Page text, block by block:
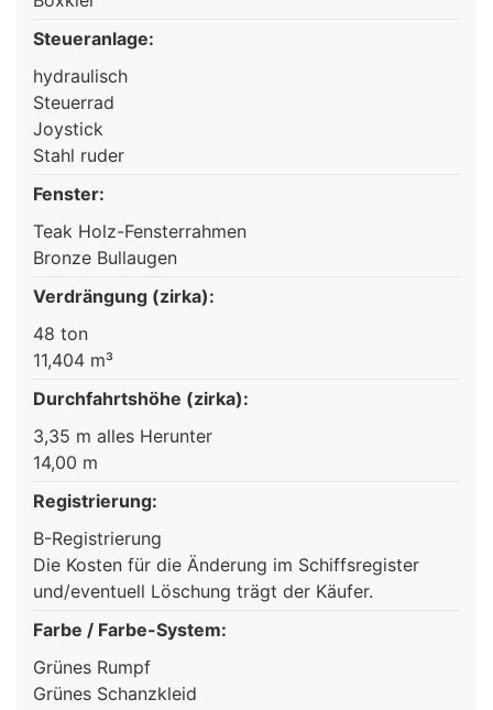
Steueranlage:
hydraulisch
Steuerrad
Joystick
Stahl ruder
Fenster:
Teak Holz-Fensterrahmen
Bronze Bullaugen
Verdrängung (zirka):
48 ton
11,404 m³
Durchfahrtshöhe (zirka):
3,35 m alles Herunter
14,00 m
Registrierung:
B-Registrierung
Die Kosten für die Änderung im Schiffsregister
und/eventuell Löschung trägt der Käufer.
Farbe / Farbe-System:
Grünes Rumpf
Grünes Schanzkleid